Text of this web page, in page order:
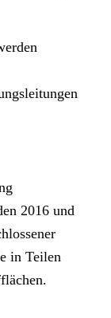
2016 und
in Teilen